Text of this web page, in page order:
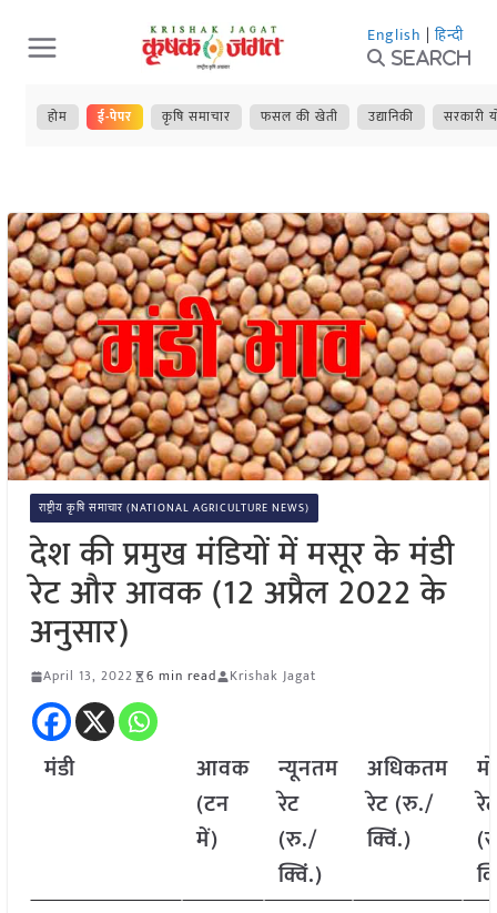
Skip
to
content
English | हिन्दी
Search
होम ई-पेपर कृषि समाचार फसल की खेती उद्यानिकी सरकारी
राष्ट्रीय कृषि समाचार (NATIONAL AGRICULTURE NEWS)
देश की प्रमुख मंडियों में मसूर के मंडी
रेट और आवक (12 अप्रैल 2022 के
अनुसार)
April 13, 2022 6 min read Krishak Jagat
मंडी
आवक
(टन
में)
न्यूनतम
रेट
(रु./
क्विं.)
अधिकतम
रेट (रु./
क्विं.)
रेट